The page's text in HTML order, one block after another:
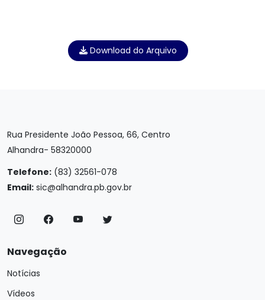
Download do Arquivo
Rua Presidente João Pessoa, 66, Centro
Alhandra- 58320000
Telefone: (83) 32561-078
Email: sic@alhandra.pb.gov.br
Navegação
Notícias
Vídeos